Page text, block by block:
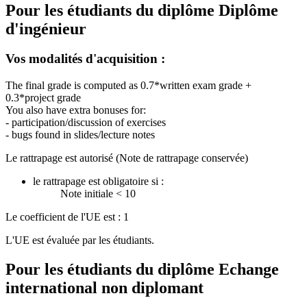
Pour les étudiants du diplôme Diplôme
d'ingénieur
Vos modalités d'acquisition :
The final grade is computed as 0.7*written exam grade +
0.3*project grade
You also have extra bonuses for:
- participation/discussion of exercises
- bugs found in slides/lecture notes
Le rattrapage est autorisé (Note de rattrapage conservée)
le rattrapage est obligatoire si :
Note initiale < 10
Le coefficient de l'UE est : 1
L'UE est évaluée par les étudiants.
Pour les étudiants du diplôme Echange
international non diplomant